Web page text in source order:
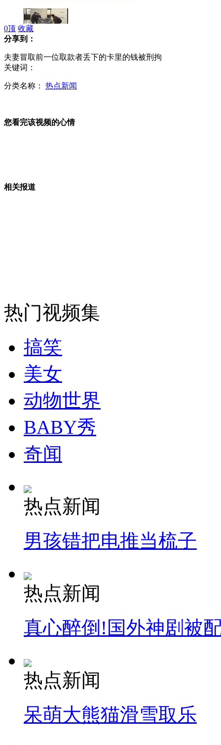
俄4岁女孩美的像"芭比"娃娃
山西运城恶犬咬伤多人 警民合力深夜将其击毙
无痛分娩是否安全 医生回应
外交部：反对强权政治霸凌主义
外交部：有关国家言论片面不公正
安徽一实载49人客车翻车
走！跟着总书记去植树
消防员救轻生者 花炮节热闹非凡 减压"枕头大战"
纽约上演“枕头大战”
司机酒驾遇交警 急速倒车逃窜
0顶 收藏
分享到：
夫妻冒取前一位取款者丢下的卡里的钱被刑拘
关键词：
分类名称： 热点新闻
您看完该视频的心情
相关报道
热门视频集
搞笑
美女
动物世界
BABY秀
奇闻
热点新闻
男孩错把电推当梳子
热点新闻
真心醉倒!国外神剧被
热点新闻
呆萌大熊猫滑雪取乐